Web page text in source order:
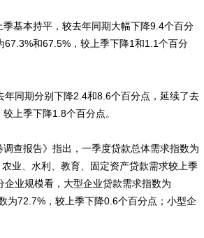
基本持平，较去年同期大幅下降9.4个百分
和67.5%，较上季下降1和1.1个百分
同期分别下降2.4和8.6个百分点，延续了去
上季下降1.8个百分点。
查报告》指出，一季度贷款总体需求指数为
业、水利、教育、固定资产贷款需求较上季
业规模看，大型企业贷款需求指数为
为72.7%，较上季下降0.6个百分点；小型企